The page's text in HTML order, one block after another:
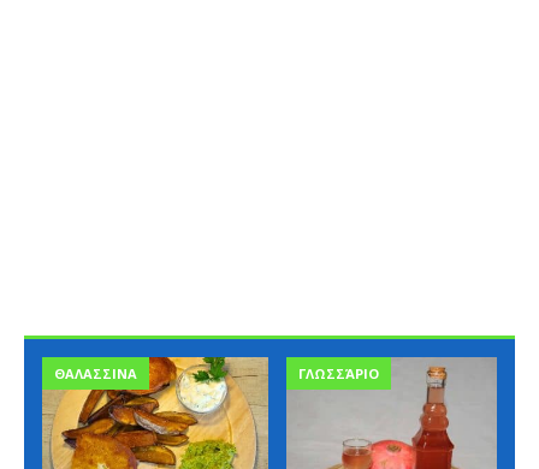
ΘΑΛΑΣΣΙΝΑ ΓΛΩΣΣΆΡΙΟ